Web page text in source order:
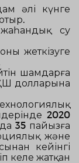
әлі күнге
су
жеткізуге
шамдарға
долларына
2020
35 пайызға
және
кейінгі
келе жатқан